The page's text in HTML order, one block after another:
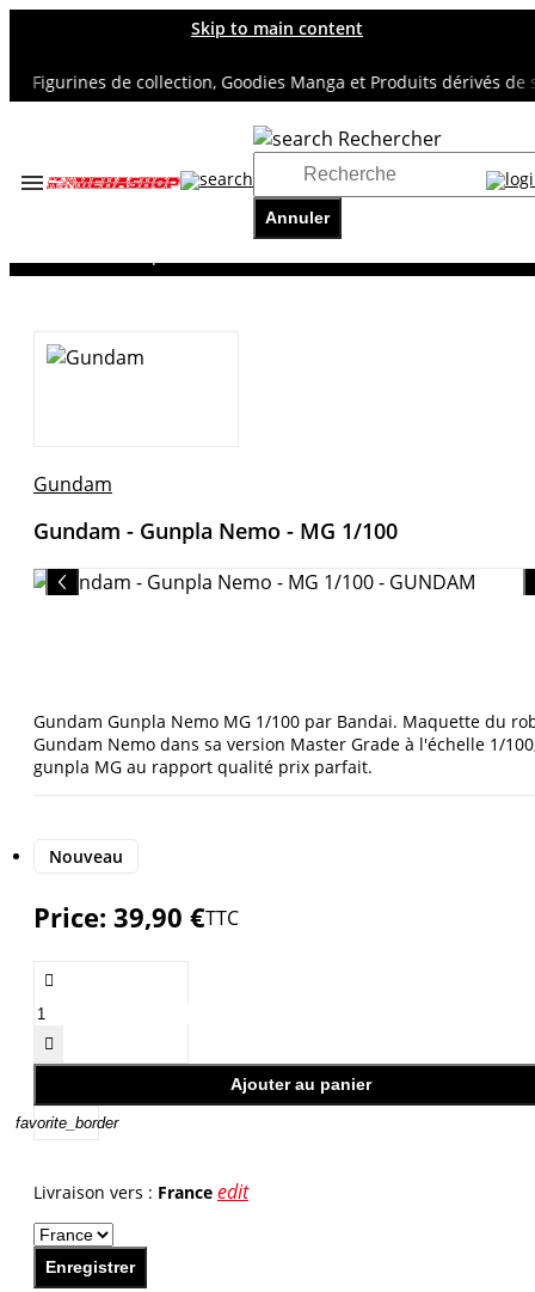
Skip to main content
Figurines de collection, Goodies Manga et Produits dérivés de
Rechercher
Annuler
Accueil
Gundam
Gundam - Gunpla Nemo - MG 1/100
Gundam Gunpla Nemo MG 1/100 par Bandai. Maquette du
Gundam Nemo dans sa version Master Grade à l'échelle 1/
gunpla MG au rapport qualité prix parfait.
Nouveau
Price: 39,90 €TTC


Ajouter au panier
favorite_border
Livraison vers : France edit
Enregistrer